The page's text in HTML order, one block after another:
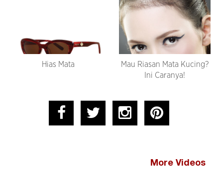
Hias Mata
Mau Riasan Mata Kucing?
Ini Caranya!
More Videos